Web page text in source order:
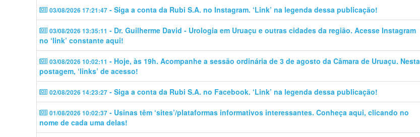
03/08/2026 17:21:47 - Siga a conta da Rubi S.A. no Instagram. ‘Link’ na legenda dessa publicação!
03/08/2026 13:35:11 - Dr. Guilherme David - Urologia em Uruaçu e outras cidades da região. Acesse Instagram
no ‘link’ constante aqui!
03/08/2026 10:02:11 - Hoje, às 19h. Acompanhe a sessão ordinária de 3 de agosto da Câmara de Uruaçu. Nesta
postagem, ‘links’ de acesso!
02/08/2026 14:23:27 - Siga a conta da Rubi S.A. no Facebook. ‘Link’ na legenda dessa publicação!
01/08/2026 10:02:37 - Usinas têm ‘sites’/plataformas informativos interessantes. Conheça aqui, clicando no
nome de cada uma delas!